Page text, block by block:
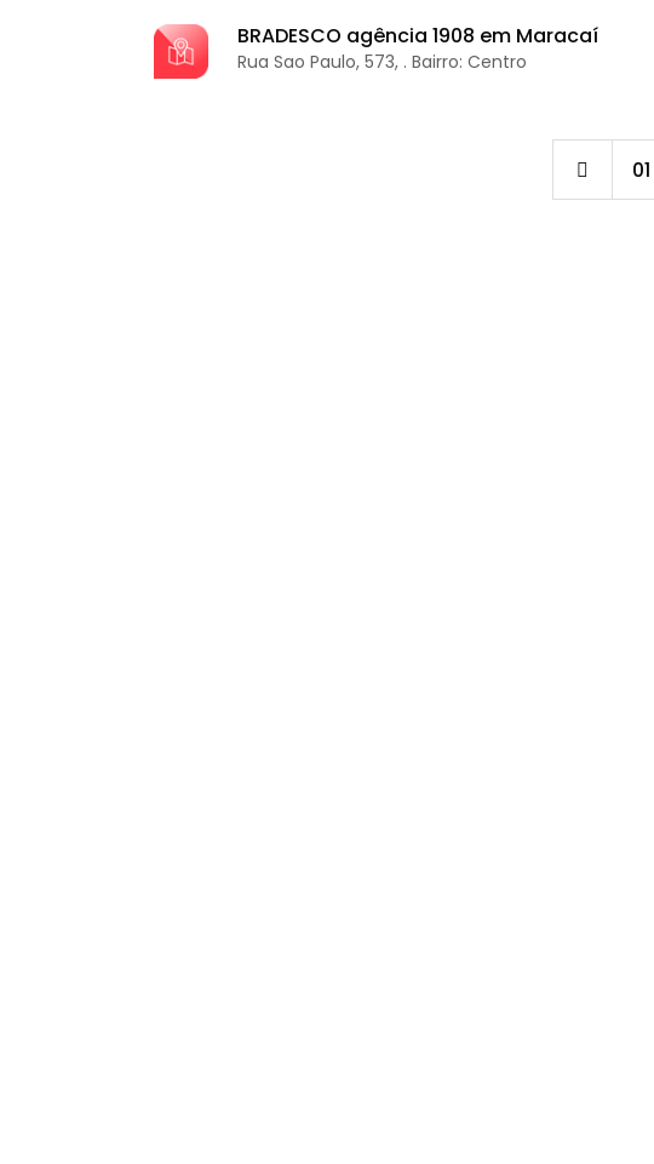
BRADESCO agência 1908 em Maracaí
Rua Sao Paulo, 573, . Bairro: Centro
01